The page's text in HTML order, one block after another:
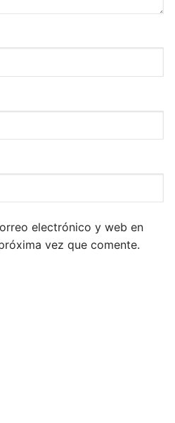
electrónico y web en
vez que comente.